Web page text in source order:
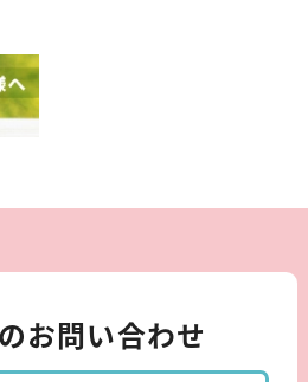
お問い合わせ